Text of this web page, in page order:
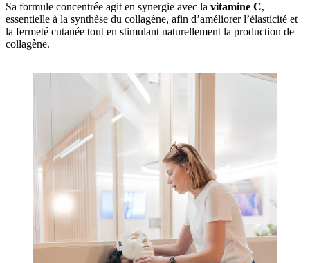
Sa formule concentrée agit en synergie avec la vitamine C,
essentielle à la synthèse du collagène, afin d’améliorer l’élasticité et
la fermeté cutanée tout en stimulant naturellement la production de
collagène.